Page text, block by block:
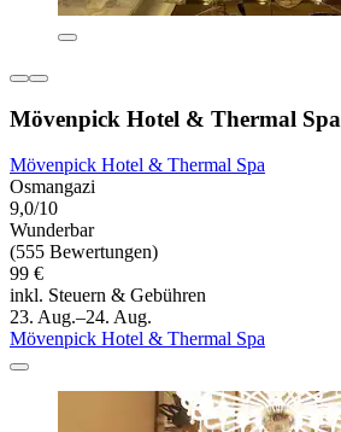
Mövenpick Hotel & Thermal Spa
Mövenpick Hotel & Thermal Spa
Osmangazi
9,0/10
Wunderbar
(555 Bewertungen)
99 €
inkl. Steuern & Gebühren
23. Aug.–24. Aug.
Mövenpick Hotel & Thermal Spa